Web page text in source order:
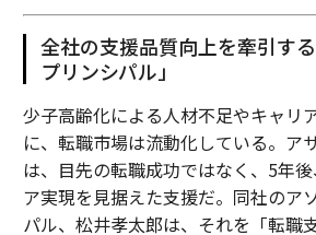
全社の支援品質向上を牽引す
プリンシパル」
少子高齢化による人材不足やキャリ
に、転職市場は流動化している。ア
は、目先の転職成功ではなく、5年
ア実現を見据えた支援だ。同社のア
パル、松井孝太郎は、それを「転職